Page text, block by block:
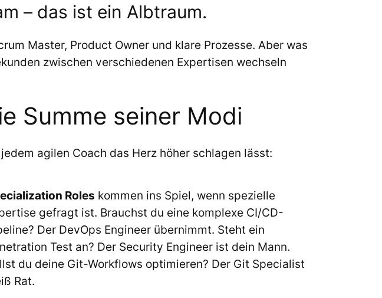
– das ist ein Albtraum.
Master, Product Owner und klare Prozesse. Aber was
zwischen verschiedenen Expertisen wechseln
Summe seiner Modi
agilen Coach das Herz höher schlagen lässt:
Roles kommen ins Spiel, wenn spezielle
gefragt ist. Brauchst du eine komplexe CI/CD-
Der DevOps Engineer übernimmt. Steht ein
Test an? Der Security Engineer ist dein Mann.
du deine Git-Workflows optimieren? Der Git Specialist
Rat.